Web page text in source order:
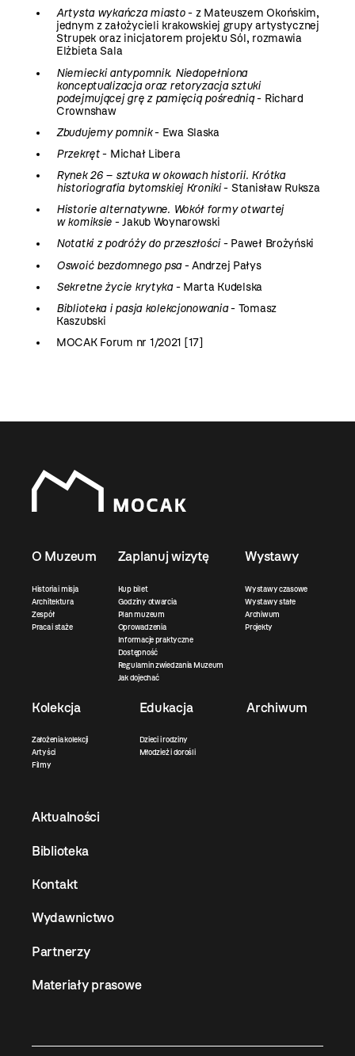
Artysta wykańcza miasto- z Mateuszem Okońskim,
jednym z założycieli krakowskiej grupy artystycznej
Strupek oraz inicjatorem projektu Sól, rozmawia
Elżbieta Sala
Niemiecki antypomnik. Niedopełniona
konceptualizacja oraz retoryzacja sztuki
podejmującej grę z pamięcią pośrednią- Richard
Crownshaw
Zbudujemy pomnik- Ewa Slaska
Przekręt- Michał Libera
Rynek 26 – sztuka w okowach historii. Krótka
historiografia bytomskiej Kroniki- Stanisław Ruksza
Historie alternatywne. Wokół formy otwartej
w komiksie - Jakub Woynarowski
Notatki z podróży do przeszłości- Paweł Brożyński
Oswoić bezdomnego psa- Andrzej Pałys
Sekretne życie krytyka- Marta Kudelska
Biblioteka i pasja kolekcjonowania- Tomasz
Kaszubski
MOCAK Forum nr 1/2021 [17]
O Muzeum
Historia i misja
Architektura
Zespół
Praca i staże
Zaplanuj wizytę
Kup bilet
Godziny otwarcia
Plan muzeum
Oprowadzenia
Informacje praktyczne
Dostępność
Regulamin zwiedzania Muzeum
Jak dojechać
Wystawy
Wystawy czasowe
Wystawy stałe
Archiwum
Projekty
Kolekcja
Założenia kolekcji
Artyści
Filmy
Edukacja
Dzieci i rodziny
Młodzież i dorośli
Archiwum
Aktualności
Biblioteka
Kontakt
Wydawnictwo
Partnerzy
Materiały prasowe